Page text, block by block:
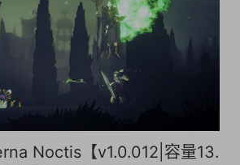
Noctis【v1.0.012|容量13.